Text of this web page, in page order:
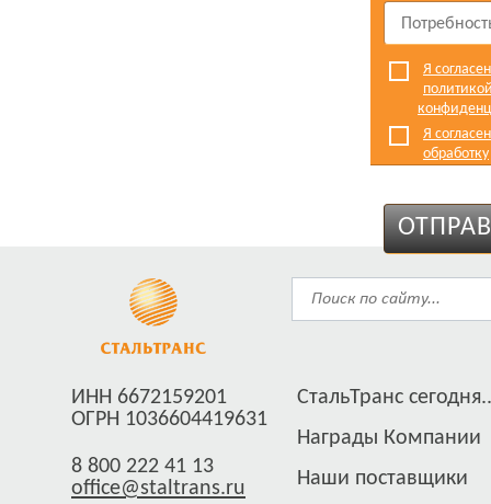
Я
Я
обработку
ИНН 6672159201
ОГРН 1036604419631
8 800 222 41 13
office@staltrans.ru
СтальТранс
Награды Компании
Наши поставщики